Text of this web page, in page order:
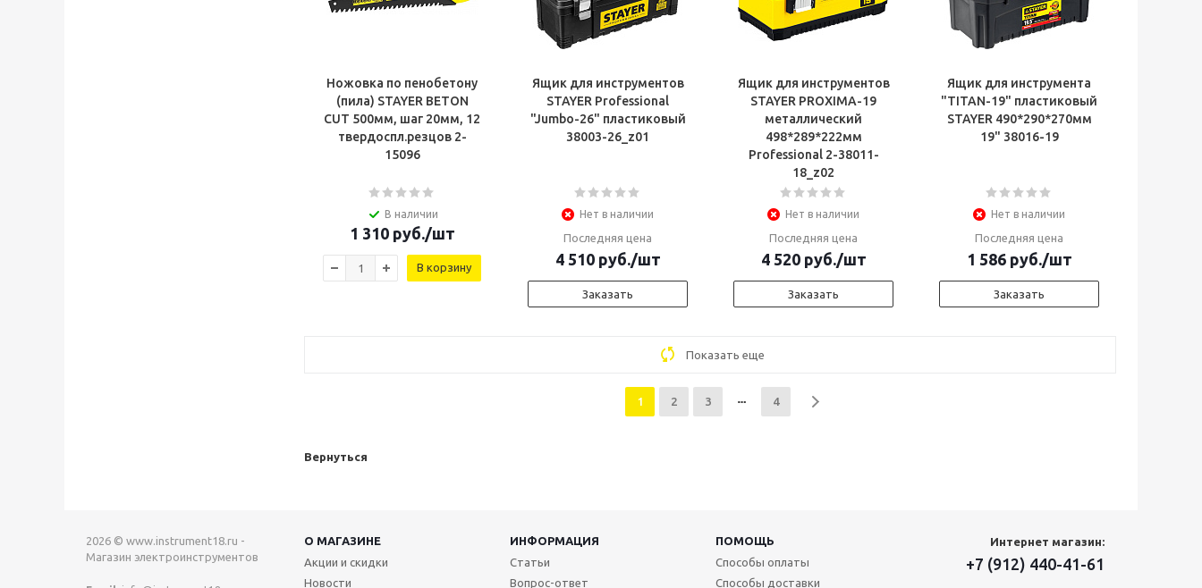
Ножовка по пенобетону
(пила) STAYER BETON
CUT 500мм, шаг 20мм, 12
твердоспл.резцов 2-
15096
В наличии
1 310руб./шт
В корзину
Ящик для инструментов
STAYER Professional
"Jumbo-26" пластиковый
38003-26_z01
Нет в наличии
Последняя цена
4 510руб./шт
Заказать
Ящик для инструментов
STAYER PROXIMA-19
металлический
498*289*222мм
Professional 2-38011-
18_z02
Нет в наличии
Последняя цена
4 520руб./шт
Заказать
Ящик для инструмента
"TITAN-19" пластиковый
STAYER 490*290*270мм
19" 38016-19
Нет в наличии
Последняя цена
1 586руб./шт
Заказать
Показать еще
1 2 3 4
Вернуться
2026 © www.instrument18.ru -
Магазин электроинструментов
О МАГАЗИНЕ ИНФОРМАЦИЯ
ПОМОЩЬ
Акции и скидки
Новости
Статьи
Вопрос-ответ
Способы оплаты
Способы доставки
Интернет магазин:
+7 (912) 440-41-61